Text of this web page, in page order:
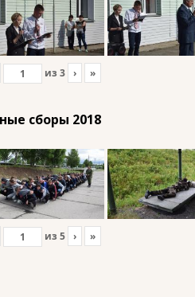
из 3 › »
сборы 2018
из 5 › »